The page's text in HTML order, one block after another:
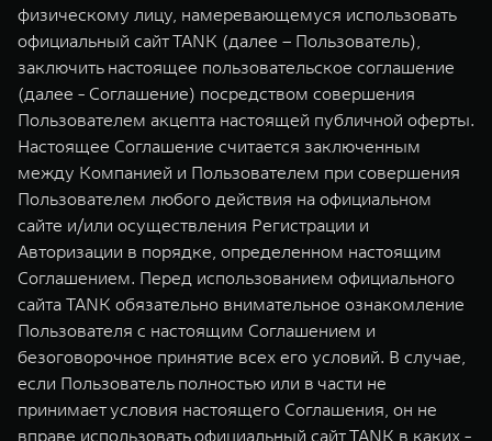
TANK 300
Следуй за открытиями
от 3 999 000 ₽
TANK 400
За пределы возможного
от 5 599 000 ₽
TANK 500
Веди за собой
от 6 499 000 ₽
TANK 700
Сила признания
от 10 199 000 ₽
Тест-драйв
Зарядные станции
ПОКУПКА АВТОМОБИЛЯ
TANK Финансы
Корпоративным клиентам
TANK ФИНАНСЫ
TANK Кредит
TANK Лизинг
TANK Страхование
СЕРВИС
Калькулятор ТО
Нулевое ТО
Сервис
Специальные предложения
Моторные масла
ЦИФРОВЫЕ СЕРВИСЫ TANK
Цифровые сервисы TANK
Подписки
GWM ТЕХ ДЕНЬ
Новости
физическому лицу, намеревающемуся использовать
официальный сайт TANK (далее – Пользователь),
заключить настоящее пользовательское соглашение
(далее - Соглашение) посредством совершения
Пользователем акцепта настоящей публичной оферты.
Настоящее Соглашение считается заключенным
между Компанией и Пользователем при совершения
Пользователем любого действия на официальном
сайте и/или осуществления Регистрации и
Авторизации в порядке, определенном настоящим
Соглашением. Перед использованием официального
сайта TANK обязательно внимательное ознакомление
Пользователя с настоящим Соглашением и
безоговорочное принятие всех его условий. В случае,
если Пользователь полностью или в части не
принимает условия настоящего Соглашения, он не
вправе использовать официальный сайт TANK в каких -